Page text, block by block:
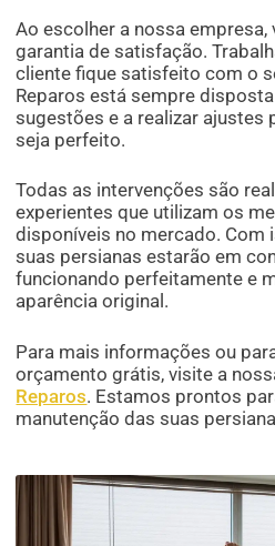
Ao escolher a nossa
garantia de satisfação.
cliente fique satisfeito com o
Reparos está sempre
sugestões e a realizar ajustes
seja perfeito.
Todas as intervenções são
experientes que utilizam os
disponíveis no mercado. Com
suas persianas estarão em
funcionando perfeitamente e
aparência original.
Para mais informações ou
orçamento grátis, visite a
Reparos. Estamos prontos
manutenção das suas